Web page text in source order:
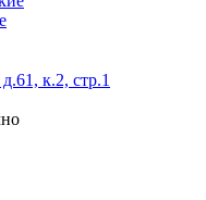
к.2, стр.1